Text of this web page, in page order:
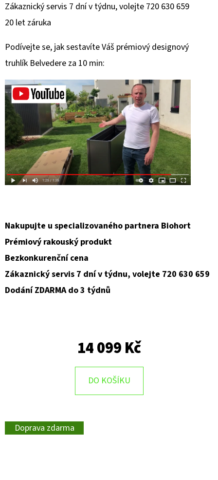
Zákaznický servis 7 dní v týdnu, volejte 720 630 659
20 let záruka
Podívejte se, jak sestavíte Váš prémiový designový
truhlík Belvedere za 10 min:
Nakupujte u specializovaného partnera Biohort
Prémiový rakouský produkt
Bezkonkurenční cena
Zákaznický servis 7 dní v týdnu, volejte 720 630 659
Dodání ZDARMA do 3 týdnů
14 099 Kč
DO KOŠÍKU
Doprava zdarma